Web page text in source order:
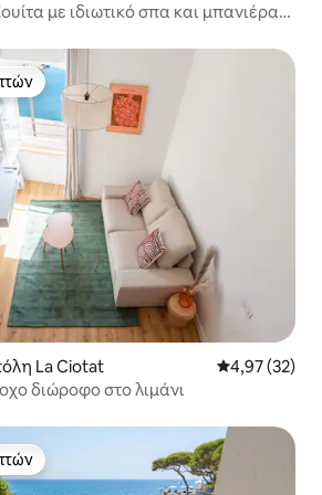
με ιδιωτικό σπα και μπανιέρα
La Ciotat Μέση
4,97 (32)
διώροφο στο λιμάνι